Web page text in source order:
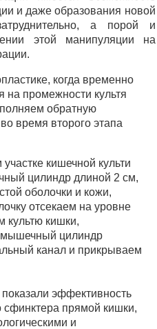
и даже образования новой
а порой и
этой манипуляции на
когда временно
на промежности культя
обратную
время второго этапа
кишечной культи
цилиндр длиной 2 см,
оболочки и кожи,
отсекаем на уровне
культю кишки,
цилиндр
канал и прикрываем
показали эффективность
сфинктера прямой кишки,
и